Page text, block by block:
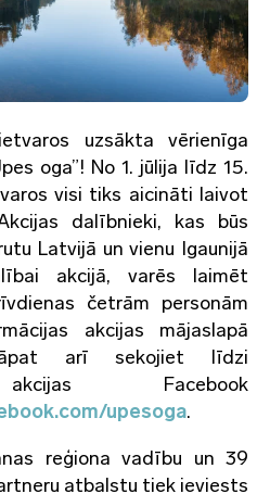
uzsākta vērienīga
oga”! No 1. jūlija līdz 15.
visi tiks aicināti laivot
dalībnieki, kas būs
Latvijā un vienu Igaunijā
akcijā, varēs laimēt
četrām personām
akcijas mājaslapā
arī sekojiet līdzi
Facebook
upesoga.
reģiona vadību un 39
atbalstu tiek ieviests